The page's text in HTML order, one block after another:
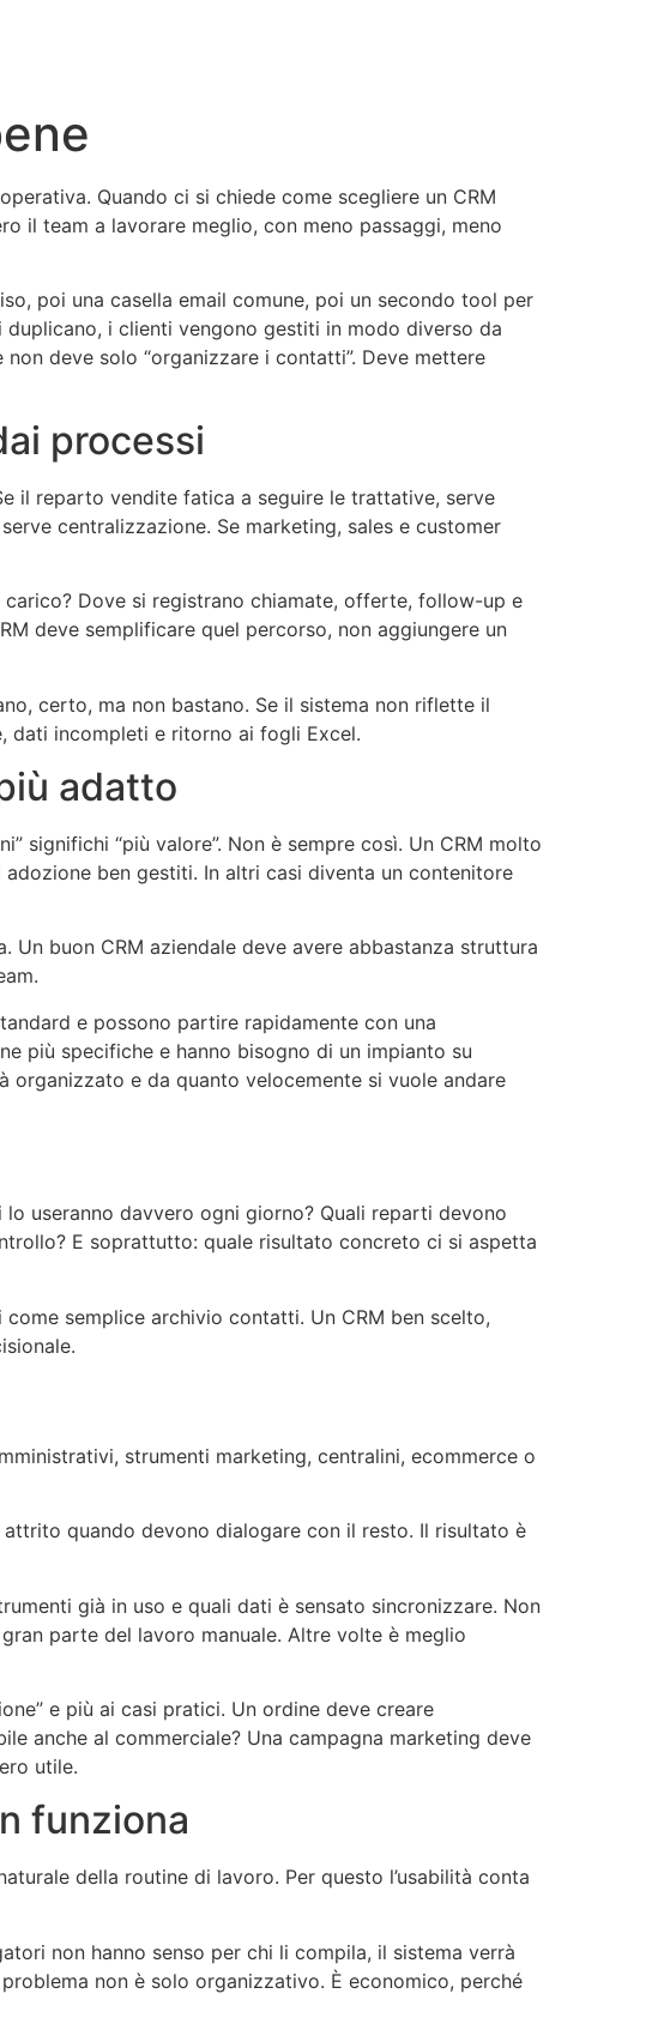
Quando ci si chiede come scegliere un CRM
il team a lavorare meglio, con meno passaggi, meno
poi una casella email comune, poi un secondo tool per
duplicano, i clienti vengono gestiti in modo diverso da
deve solo “organizzare i contatti”. Deve mettere
processi
il reparto vendite fatica a seguire le trattative, serve
centralizzazione. Se marketing, sales e customer
Dove si registrano chiamate, offerte, follow-up e
deve semplificare quel percorso, non aggiungere un
certo, ma non bastano. Se il sistema non riflette il
dati incompleti e ritorno ai fogli Excel.
adatto
significhi “più valore”. Non è sempre così. Un CRM molto
ben gestiti. In altri casi diventa un contenitore
Un buon CRM aziendale deve avere abbastanza struttura
e possono partire rapidamente con una
più specifiche e hanno bisogno di un impianto su
organizzato e da quanto velocemente si vuole andare
useranno davvero ogni giorno? Quali reparti devono
E soprattutto: quale risultato concreto ci si aspetta
semplice archivio contatti. Un CRM ben scelto,
strumenti marketing, centralini, ecommerce o
quando devono dialogare con il resto. Il risultato è
già in uso e quali dati è sensato sincronizzare. Non
parte del lavoro manuale. Altre volte è meglio
e più ai casi pratici. Un ordine deve creare
anche al commerciale? Una campagna marketing deve
utile.
funziona
della routine di lavoro. Per questo l’usabilità conta
non hanno senso per chi li compila, il sistema verrà
non è solo organizzativo. È economico, perché